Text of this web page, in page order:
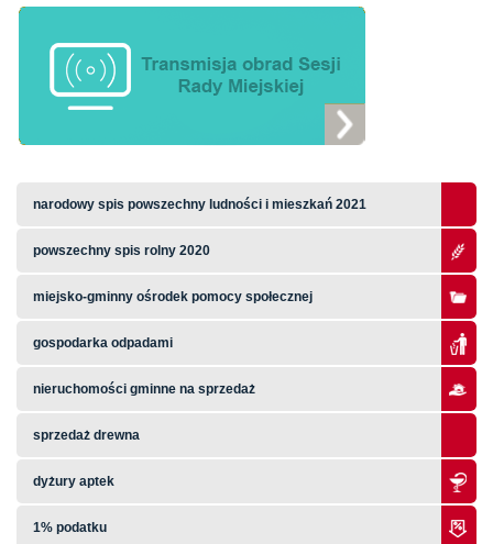
narodowy spis powszechny ludności i mieszkań 2021
powszechny spis rolny 2020
miejsko-gminny ośrodek pomocy społecznej
gospodarka odpadami
nieruchomości gminne na sprzedaż
sprzedaż drewna
dyżury aptek
1% podatku